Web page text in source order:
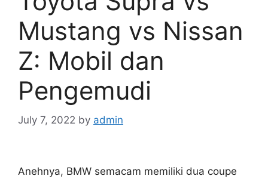
Mustang vs Nissan
Z: Mobil dan
Pengemudi
July 7, 2022 by admin
Anehnya, BMW semacam memiliki dua coupe